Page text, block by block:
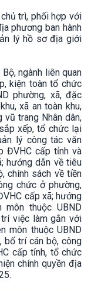
trì, phối hợp với
phương ban hành
lý hồ sơ địa giới
ngành liên quan
kiện toàn tổ chức
phường, xã, đặc
xã an toàn khu,
trang Nhân dân,
xếp, tổ chức lại
lý công tác văn
ĐVHC cấp tỉnh và
hướng dẫn về tiêu
chính sách về tiền
chức ở phường,
cấp xã; hướng
thuộc UBND
việc làm gắn với
môn thuộc UBND
bố trí cán bộ, công
cấp tỉnh, tổ chức
chính quyền địa